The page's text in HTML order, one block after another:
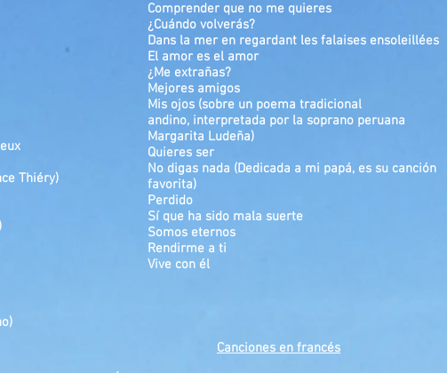
Canciones en francés
Comprender que no me quieres
¿Cuándo volverás?
Dans la mer en regardant les falaises ensoleillées
El amor es el amor
¿Me extrañas?
Mejores amigos
Mis ojos (sobre un poema tradicional
andino, interpretada por la soprano peruana
Margarita Ludeña)
Quieres ser
No digas nada (Dedicada a mi papá, es su canción
favorita)
Perdido
Sí que ha sido mala suerte
Somos eternos
Rendirme a ti
Vive con él
Thiéry)